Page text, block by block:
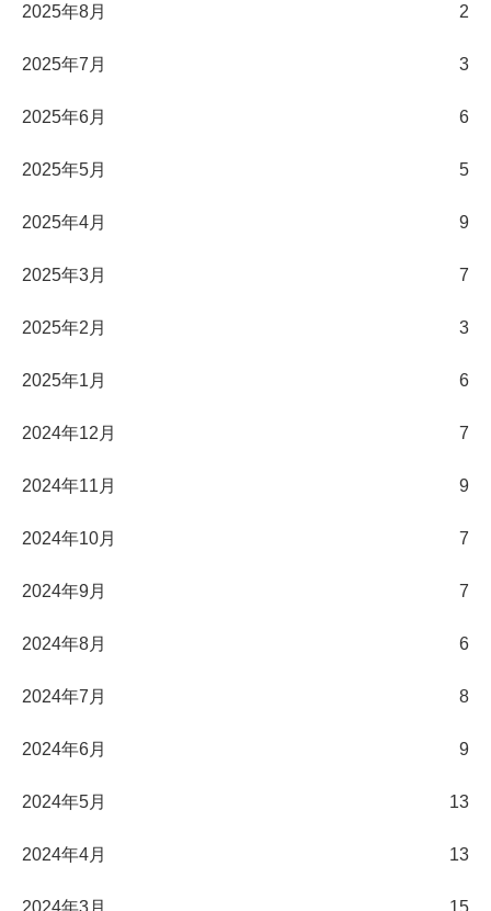
2025年8月 2
2025年7月 3
2025年6月 6
2025年5月 5
2025年4月 9
2025年3月 7
2025年2月 3
2025年1月 6
2024年12月 7
2024年11月 9
2024年10月 7
2024年9月 7
2024年8月 6
2024年7月 8
2024年6月 9
2024年5月 13
2024年4月 13
2024年3月 15